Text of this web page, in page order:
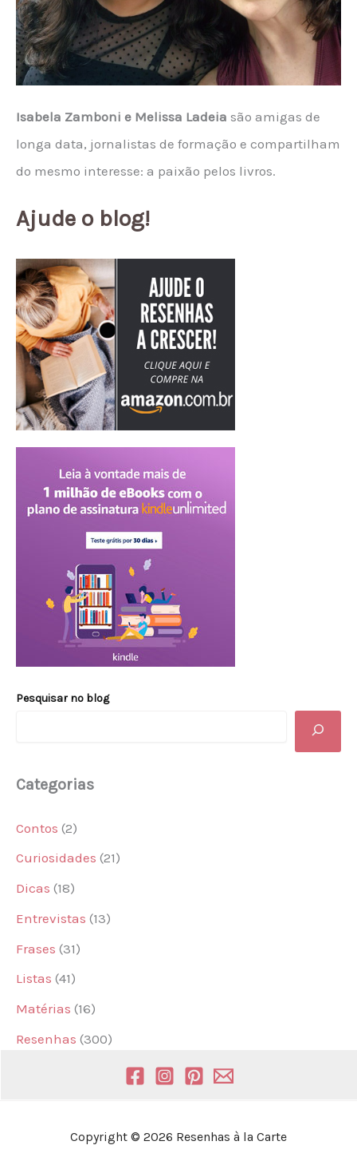
Isabela Zamboni e Melissa Ladeia são amigas de
longa data, jornalistas de formação e compartilham
do mesmo interesse: a paixão pelos livros.
Ajude o blog!
Pesquisar no blog
Categorias
Contos (2)
Curiosidades (21)
Dicas (18)
Entrevistas (13)
Frases (31)
Listas (41)
Matérias (16)
Resenhas (300)
Copyright © 2026 Resenhas à la Carte